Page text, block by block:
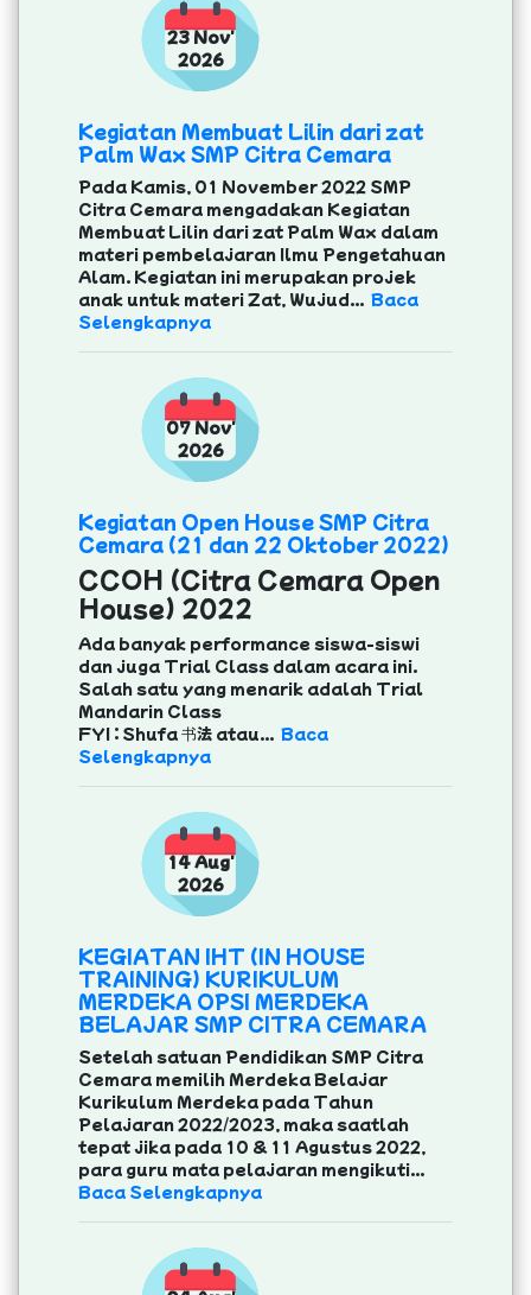
23 Nov'
2026
Kegiatan Membuat Lilin dari zat
Palm Wax SMP Citra Cemara
Pada Kamis, 01 November 2022 SMP
Citra Cemara mengadakan Kegiatan
Membuat Lilin dari zat Palm Wax dalam
materi pembelajaran Ilmu Pengetahuan
Alam. Kegiatan ini merupakan projek
anak untuk materi Zat, Wujud... Baca
Selengkapnya
07 Nov'
2026
Kegiatan Open House SMP Citra
Cemara (21 dan 22 Oktober 2022)
CCOH (Citra Cemara Open
House) 2022
Ada banyak performance siswa-siswi
dan juga Trial Class dalam acara ini.
Salah satu yang menarik adalah Trial
Mandarin Class
FYI : Shufa 书法 atau... Baca
Selengkapnya
14 Aug'
2026
KEGIATAN IHT (IN HOUSE
TRAINING) KURIKULUM
MERDEKA OPSI MERDEKA
BELAJAR SMP CITRA CEMARA
Setelah satuan Pendidikan SMP Citra
Cemara memilih Merdeka Belajar
Kurikulum Merdeka pada Tahun
Pelajaran 2022/2023, maka saatlah
tepat jika pada 10 & 11 Agustus 2022,
para guru mata pelajaran mengikuti...
Baca Selengkapnya